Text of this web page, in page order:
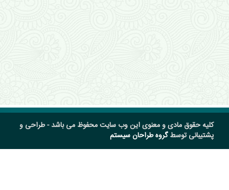
کلیه حقوق مادی و معنوی این وب سایت محفوظ می باشد - طراحی و
پشتیبانی توسطگروه طراحان سیستم